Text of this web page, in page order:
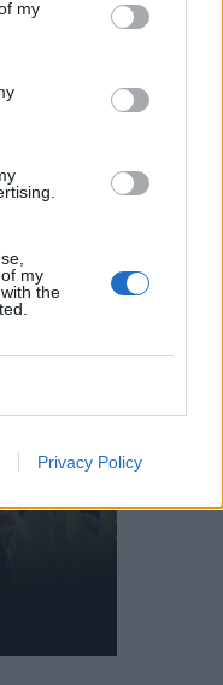
my
my
the
Privacy Policy